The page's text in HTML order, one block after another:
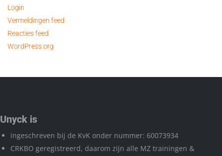
Login
Vermeldingen feed
Reacties feed
WordPress.org
Unyck is
ingeschreven bij de KvK onder nummer: 60073934
CRKBO geregistreerd, daarom zijn alle MZ trainingen &